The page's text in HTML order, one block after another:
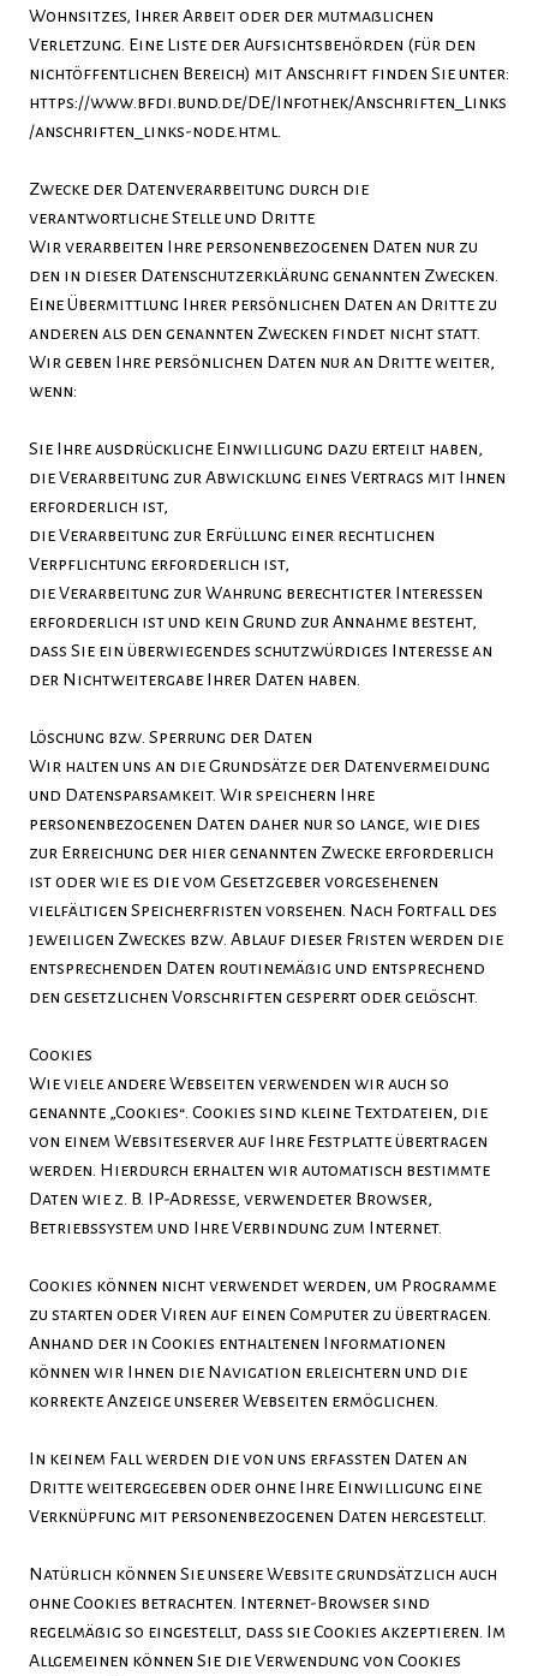
Wohnsitzes, Ihrer Arbeit oder der mutmaßlichen
Verletzung. Eine Liste der Aufsichtsbehörden (für den
nichtöffentlichen Bereich) mit Anschrift finden Sie unter:
https://www.bfdi.bund.de/DE/Infothek/Anschriften_Links
/anschriften_links-node.html.
Zwecke der Datenverarbeitung durch die
verantwortliche Stelle und Dritte
Wir verarbeiten Ihre personenbezogenen Daten nur zu
den in dieser Datenschutzerklärung genannten Zwecken.
Eine Übermittlung Ihrer persönlichen Daten an Dritte zu
anderen als den genannten Zwecken findet nicht statt.
Wir geben Ihre persönlichen Daten nur an Dritte weiter,
wenn:
Sie Ihre ausdrückliche Einwilligung dazu erteilt haben,
die Verarbeitung zur Abwicklung eines Vertrags mit Ihnen
erforderlich ist,
die Verarbeitung zur Erfüllung einer rechtlichen
Verpflichtung erforderlich ist,
die Verarbeitung zur Wahrung berechtigter Interessen
erforderlich ist und kein Grund zur Annahme besteht,
dass Sie ein überwiegendes schutzwürdiges Interesse an
der Nichtweitergabe Ihrer Daten haben.
Löschung bzw. Sperrung der Daten
Wir halten uns an die Grundsätze der Datenvermeidung
und Datensparsamkeit. Wir speichern Ihre
personenbezogenen Daten daher nur so lange, wie dies
zur Erreichung der hier genannten Zwecke erforderlich
ist oder wie es die vom Gesetzgeber vorgesehenen
vielfältigen Speicherfristen vorsehen. Nach Fortfall des
jeweiligen Zweckes bzw. Ablauf dieser Fristen werden die
entsprechenden Daten routinemäßig und entsprechend
den gesetzlichen Vorschriften gesperrt oder gelöscht.
Cookies
Wie viele andere Webseiten verwenden wir auch so
genannte „Cookies“. Cookies sind kleine Textdateien, die
von einem Websiteserver auf Ihre Festplatte übertragen
werden. Hierdurch erhalten wir automatisch bestimmte
Daten wie z. B. IP-Adresse, verwendeter Browser,
Betriebssystem und Ihre Verbindung zum Internet.
Cookies können nicht verwendet werden, um Programme
zu starten oder Viren auf einen Computer zu übertragen.
Anhand der in Cookies enthaltenen Informationen
können wir Ihnen die Navigation erleichtern und die
korrekte Anzeige unserer Webseiten ermöglichen.
In keinem Fall werden die von uns erfassten Daten an
Dritte weitergegeben oder ohne Ihre Einwilligung eine
Verknüpfung mit personenbezogenen Daten hergestellt.
Natürlich können Sie unsere Website grundsätzlich auch
ohne Cookies betrachten. Internet-Browser sind
regelmäßig so eingestellt, dass sie Cookies akzeptieren. Im
Allgemeinen können Sie die Verwendung von Cookies